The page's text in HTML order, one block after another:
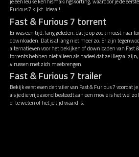
Furious 7 kijkt. Ideaal!
Fast & Furious 7 torrent
Er was een tijd, lang geleden, dat je op zoek moest naar
downloaden. Dat is al lang niet meer zo. Er zijn
alternatieven voor het bekijken of downloaden van Fast
torrents hebben niet alleen als nadeel dat ze illegaal
virussen met zich meebrengen.
Fast & Furious 7 trailer
Bekijk eerst even de trailer van Fast & Furious 7 voordat
als je die vrije avond besteedt aan een movie is het wel
of te weten of het je tijd waard is.